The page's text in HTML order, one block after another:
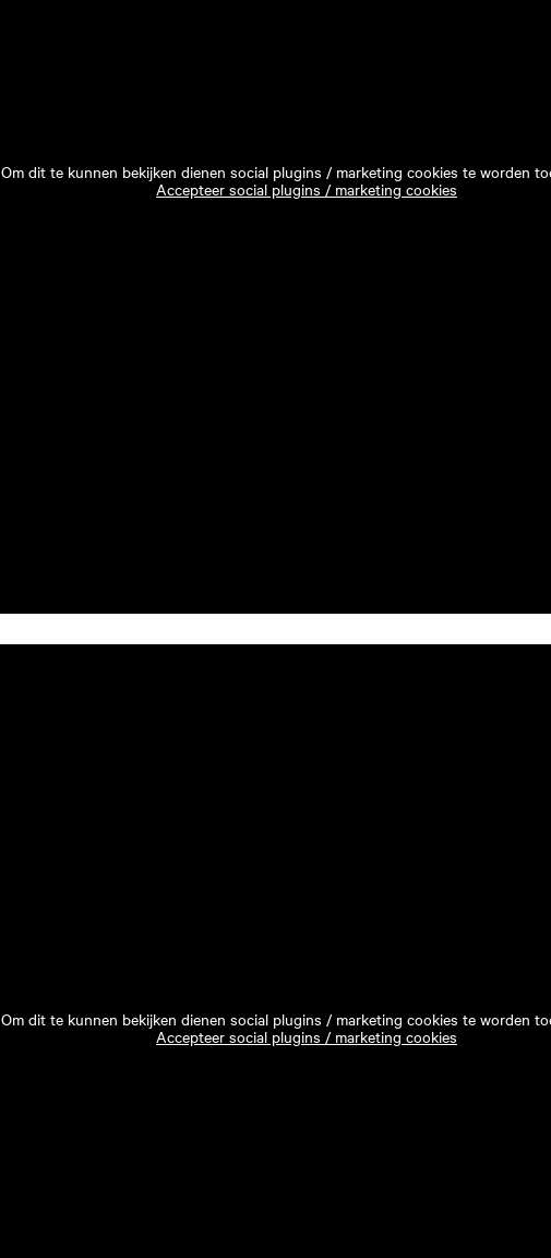
Om dit te kunnen bekijken dienen social plugins / marketing cookies te worden
Accepteer social plugins / marketing cookies
Om dit te kunnen bekijken dienen social plugins / marketing cookies te worden
Accepteer social plugins / marketing cookies